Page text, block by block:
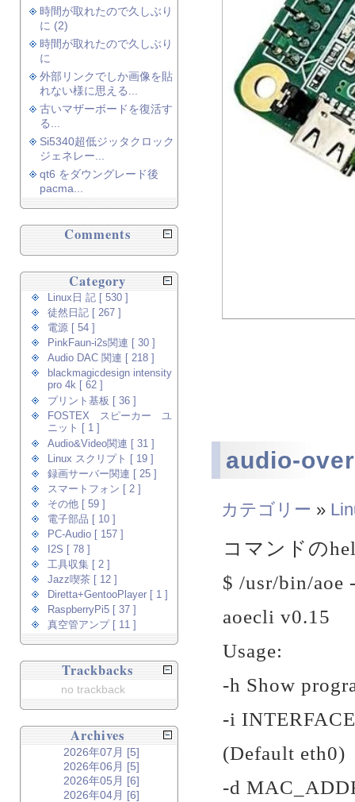
audio-
カテゴリー »
コマンドの
$ /usr/bin/aoe
aoecli v0.15
Usage:
-h Show
-i
(Default eth0)
-d
時間が取れたので久しぶり
に (2)
時間が取れたので久しぶり
に
外部リンクでしか画像を貼
れない様に思える...
古いマザーボードを復活す
る...
Si5340超低ジッタクロック
ジェネレー...
qt6 をダウングレード後
pacma...
Comments
Category
Linux日 記 [ 530 ]
徒然日記 [ 267 ]
電源 [ 54 ]
PinkFaun-i2s関連 [ 30 ]
Audio DAC 関連 [ 218 ]
blackmagicdesign intensity
pro 4k [ 62 ]
プリント基板 [ 36 ]
FOSTEX スピーカー ユ
ニット [ 1 ]
Audio&Video関連 [ 31 ]
Linux スクリプト [ 19 ]
録画サーバー関連 [ 25 ]
スマートフォン [ 2 ]
その他 [ 59 ]
電子部品 [ 10 ]
PC-Audio [ 157 ]
I2S [ 78 ]
工具収集 [ 2 ]
Jazz喫茶 [ 12 ]
Diretta+GentooPlayer [ 1 ]
RaspberryPi5 [ 37 ]
真空管アンプ [ 11 ]
Trackbacks
no trackback
Archives
2026年07月 [5]
2026年06月 [5]
2026年05月 [6]
2026年04月 [6]